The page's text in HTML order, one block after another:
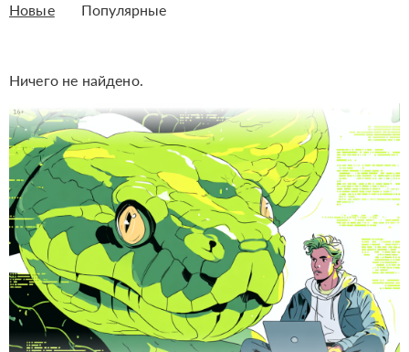
Новые Популярные
Ничего не найдено.